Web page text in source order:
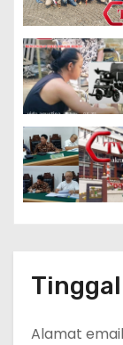
Alamat